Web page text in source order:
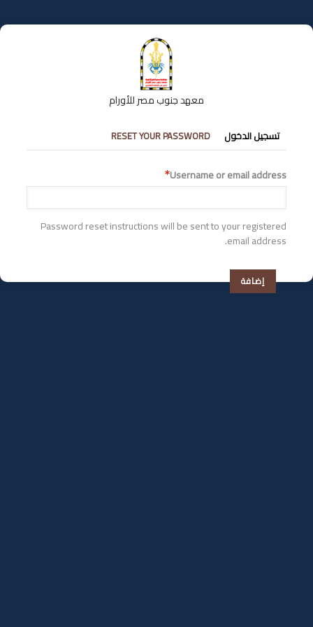
إلى
المحتوى
معهد جنوب مصر للأورام
التبويبات
الأساسية
تسجيل الدخول RESET YOUR PASSWORD
Username or email address
Password reset instructions will be sent to your registered
email address.